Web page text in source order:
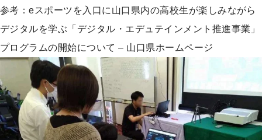
参考：eスポーツを入口に山口県内の高校生が楽しみながら
デジタルを学ぶ「デジタル・エデュテインメント推進事業」
プログラムの開始について – 山口県ホームページ